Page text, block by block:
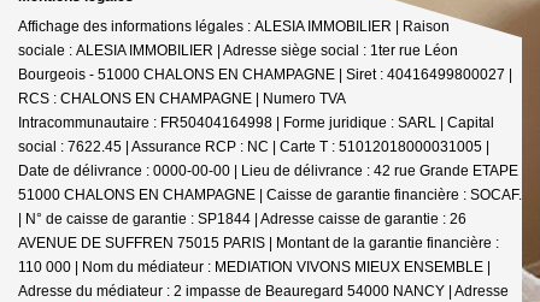
Affichage des informations légales : ALESIA IMMOBILIER | Raison
sociale : ALESIA IMMOBILIER | Adresse siège social : 1ter rue Léon
Bourgeois - 51000 CHALONS EN CHAMPAGNE | Siret : 40416499800027 |
RCS : CHALONS EN CHAMPAGNE | Numero TVA
Intracommunautaire : FR50404164998 | Forme juridique : SARL | Capital
social : 7622.45 | Assurance RCP : NC | Carte T : 51012018000031005 |
Date de délivrance : 0000-00-00 | Lieu de délivrance : 42 rue Grande ETAPE
51000 CHALONS EN CHAMPAGNE | Caisse de garantie financière : SOCAF.
| N° de caisse de garantie : SP1844 | Adresse caisse de garantie : 26
AVENUE DE SUFFREN 75015 PARIS | Montant de la garantie financière :
110 000 | Nom du médiateur : MEDIATION VIVONS MIEUX ENSEMBLE |
Adresse du médiateur : 2 impasse de Beauregard 54000 NANCY | Adresse